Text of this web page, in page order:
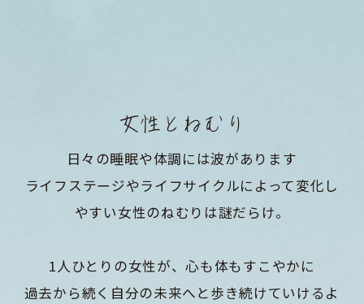
女性とねむり
日々の睡眠や体調には波があります
ライフステージやライフサイクルによって変化し
やすい女性のねむりは謎だらけ。
1人ひとりの女性が、心も体もすこやかに
過去から続く自分の未来へと歩き続けていけるよ